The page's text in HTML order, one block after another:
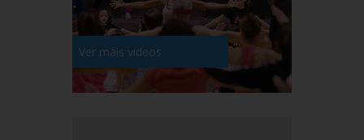
Ver máis videos